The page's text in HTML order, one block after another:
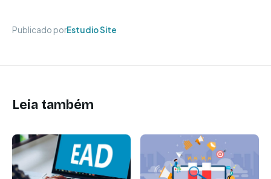
Publicado porEstudio Site
Leia também